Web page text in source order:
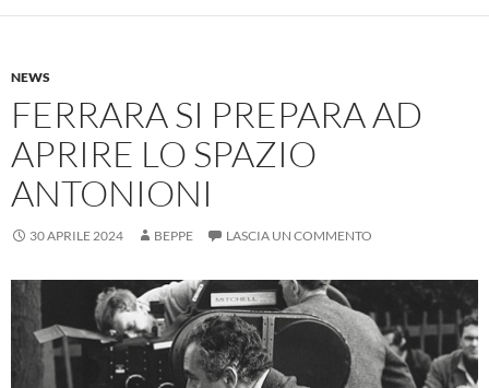
NEWS
FERRARA SI PREPARA AD
APRIRE LO SPAZIO
ANTONIONI
30 APRILE 2024 BEPPE LASCIA UN COMMENTO